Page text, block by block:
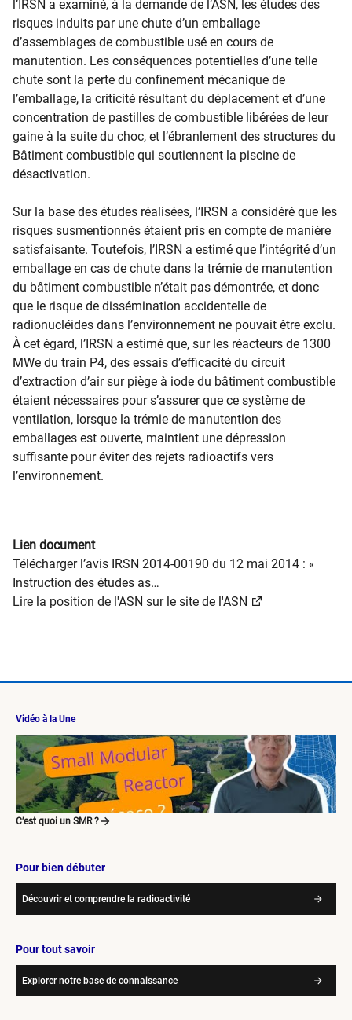
l’IRSN a examiné, à la demande de l’ASN, les études des
risques induits par une chute d’un emballage
d’assemblages de combustible usé en cours de
manutention. Les conséquences potentielles d’une telle
chute sont la perte du confinement mécanique de
l’emballage, la criticité résultant du déplacement et d’une
concentration de pastilles de combustible libérées de leur
gaine à la suite du choc, et l’ébranlement des structures du
Bâtiment combustible qui soutiennent la piscine de
désactivation.
Sur la base des études réalisées, l’IRSN a considéré que les
risques susmentionnés étaient pris en compte de manière
satisfaisante. Toutefois, l’IRSN a estimé que l’intégrité d’un
emballage en cas de chute dans la trémie de manutention
du bâtiment combustible n’était pas démontrée, et donc
que le risque de dissémination accidentelle de
radionucléides dans l’environnement ne pouvait être exclu.
À cet égard, l’IRSN a estimé que, sur les réacteurs de 1300
MWe du train P4, des essais d’efficacité du circuit
d’extraction d’air sur piège à iode du bâtiment combustible
étaient nécessaires pour s’assurer que ce système de
ventilation, lorsque la trémie de manutention des
emballages est ouverte, maintient une dépression
suffisante pour éviter des rejets radioactifs vers
l’environnement.
Lien document
Télécharger l’avis IRSN 2014-00190 du 12 mai 2014 : «
Instruction des études as…
Lire la position de l'ASN sur le site de l'ASN
Vidéo à la Une
C’est quoi un SMR ?
Pour bien débuter
Découvrir et comprendre la radioactivité
Pour tout savoir
Explorer notre base de connaissance